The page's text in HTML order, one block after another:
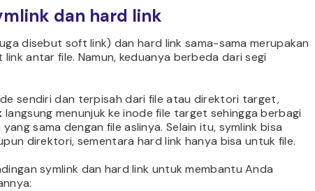
dan hard link
disebut soft link) dan hard link sama-sama merupakan
antar file. Namun, keduanya berbeda dari segi
sendiri dan terpisah dari file atau direktori target,
langsung menunjuk ke inode file target sehingga berbagi
sama dengan file aslinya. Selain itu, symlink bisa
direktori, sementara hard link hanya bisa untuk file.
symlink dan hard link untuk membantu Anda